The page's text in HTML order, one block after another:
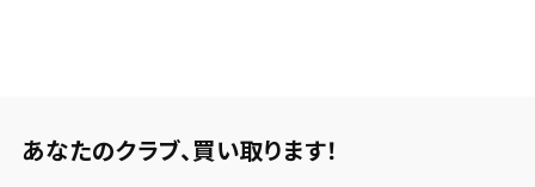
あなたのクラブ、 買い取ります！